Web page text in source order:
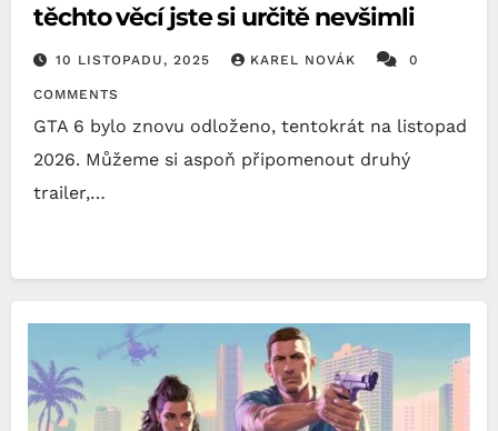
těchto věcí jste si určitě nevšimli
10 LISTOPADU, 2025 KAREL NOVÁK 0
COMMENTS
GTA 6 bylo znovu odloženo, tentokrát na listopad
2026. Můžeme si aspoň připomenout druhý
trailer,…